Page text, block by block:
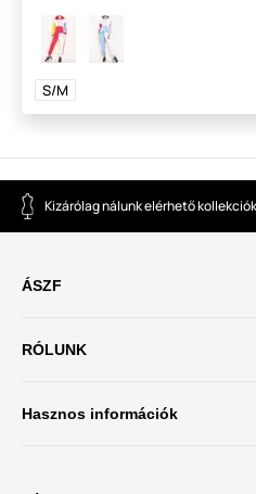
S/M
Kizárólag nálunk elérhető
ÁSZF
RÓLUNK
Hasznos információk